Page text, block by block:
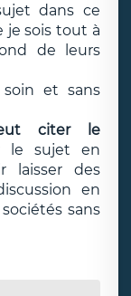
dans ce
je sois tout à
de leurs
et sans
citer le
le sujet en
laisser des
en
sans